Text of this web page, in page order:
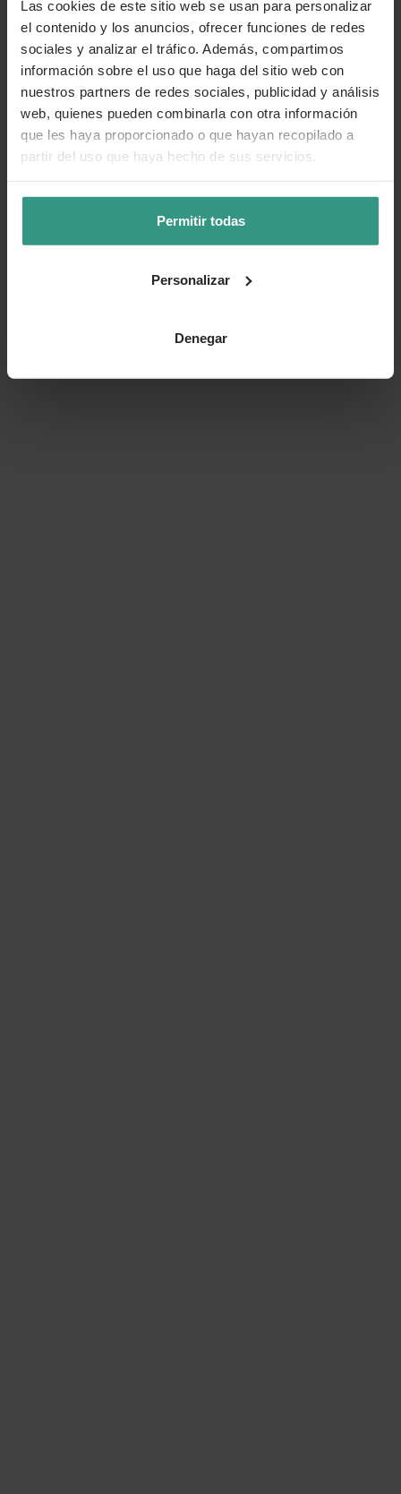
Las cookies de este sitio web se usan para personalizar
el contenido y los anuncios, ofrecer funciones de redes
sociales y analizar el tráfico. Además, compartimos
información sobre el uso que haga del sitio web con
nuestros partners de redes sociales, publicidad y análisis
web, quienes pueden combinarla con otra información
que les haya proporcionado o que hayan recopilado a
partir del uso que haya hecho de sus servicios.
Permitir todas
Personalizar
Denegar
Más información
Cuidados
Categorías
Número de artículo:11248160
¿Te ha resultado útil la información de este producto?
😐 Más o menos